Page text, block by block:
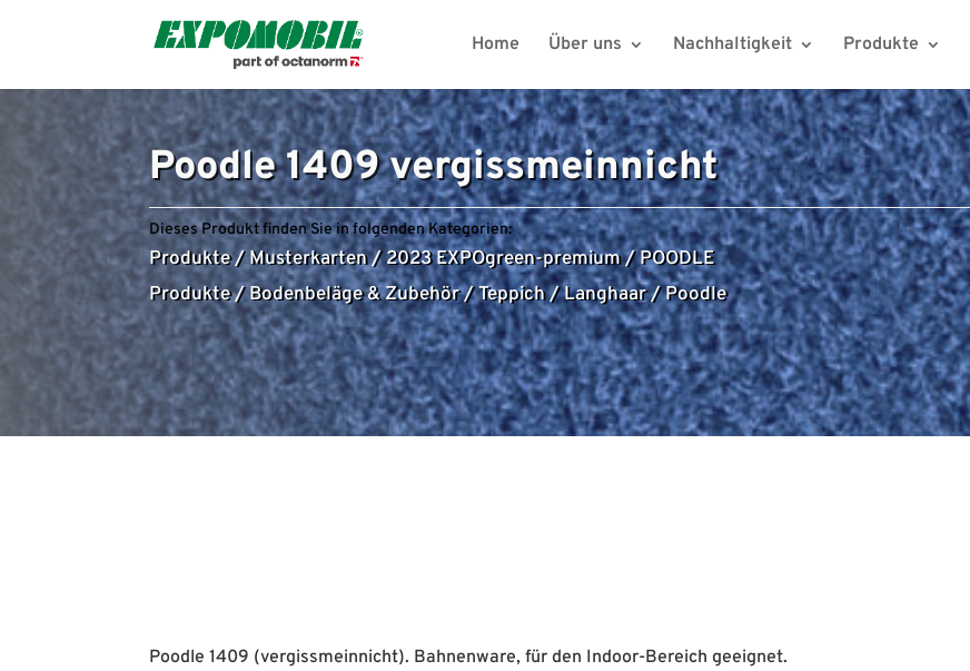
Home Über uns Nachhaltigkeit Produkte
Poodle 1409 vergissmeinnicht
Dieses Produkt finden Sie in folgenden Kategorien:
Produkte/Musterkarten/2023 EXPOgreen-premium/POODLE
Produkte/Bodenbeläge & Zubehör/Teppich/Langhaar/Poodle
Poodle 1409 (vergissmeinnicht). Bahnenware, für den Indoor-Bereich geeignet.